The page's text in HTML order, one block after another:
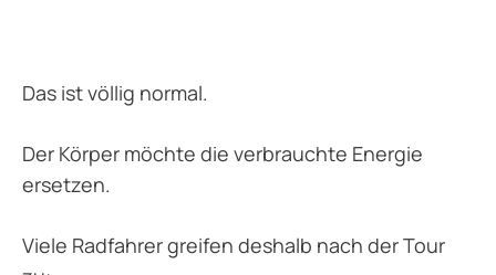
Das ist völlig normal.
Der Körper möchte die verbrauchte Energie
ersetzen.
Viele Radfahrer greifen deshalb nach der Tour